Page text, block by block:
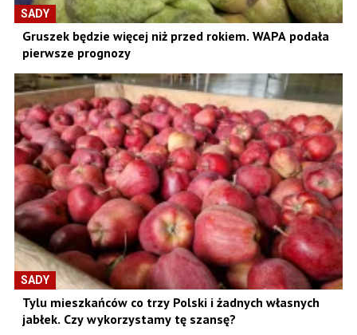
SADY
Gruszek będzie więcej niż przed rokiem. WAPA podała
pierwsze prognozy
SADY
Tylu mieszkańców co trzy Polski i żadnych własnych
jabłek. Czy wykorzystamy tę szansę?